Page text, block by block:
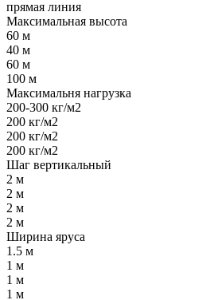
прямая линия
Максимальная высота
60 м
40 м
60 м
100 м
Максимальня нагрузка
200-300 кг/м2
200 кг/м2
200 кг/м2
200 кг/м2
Шаг вертикальный
2 м
2 м
2 м
2 м
Ширина яруса
1.5 м
1 м
1 м
1 м